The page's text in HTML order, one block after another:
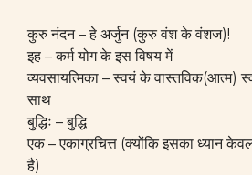
कुरु नंदन – हे अर्जुन (कुरु वंश के वंशज)!
इह – कर्म योग के इस विषय में
व्यवसायत्मिका – स्वयं के वास्तविक(आत्म)
साथ
बुद्धिः – बुद्धि
एक – एकाग्रचित्त (क्योंकि इसका ध्यान
है)